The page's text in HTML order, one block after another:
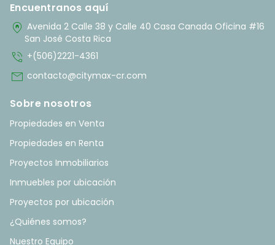
Encuentranos aquí
home_pin Avenida 2 Calle 38 y Calle 40 Casa Canada Oficina #16
San José Costa Rica
phone_in_talk +(506)2221-4361
mail contacto@citymax-cr.com
Sobre nosotros
Propiedades en Venta
Propiedades en Renta
Proyectos Inmobiliarios
Inmuebles por ubicación
Proyectos por ubicación
¿Quiénes somos?
Nuestro Equipo